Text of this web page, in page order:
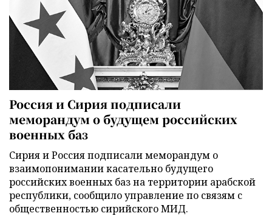
Россия и Сирия подписали
меморандум о будущем российских
военных баз
Сирия и Россия подписали меморандум о
взаимопонимании касательно будущего
российских военных баз на территории арабской
республики, сообщило управление по связям с
общественностью сирийского МИД.